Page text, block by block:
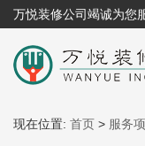
万悦装修公司竭诚为您
现在位置: 首页 > 服务